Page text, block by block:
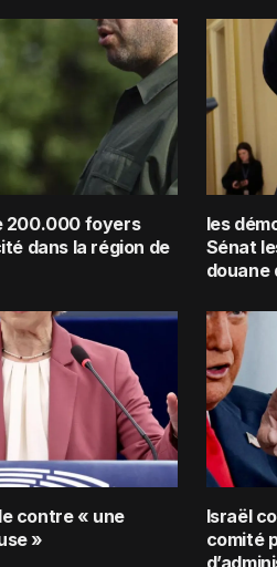
200.000 foyers
dans la région de
les
Sénat
douane
contre « une
»
Israël
comité